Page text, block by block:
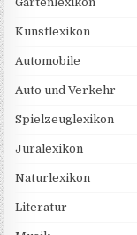
Kunstlexikon
Automobile
Auto und Verkehr
Spielzeuglexikon
Juralexikon
Naturlexikon
Literatur